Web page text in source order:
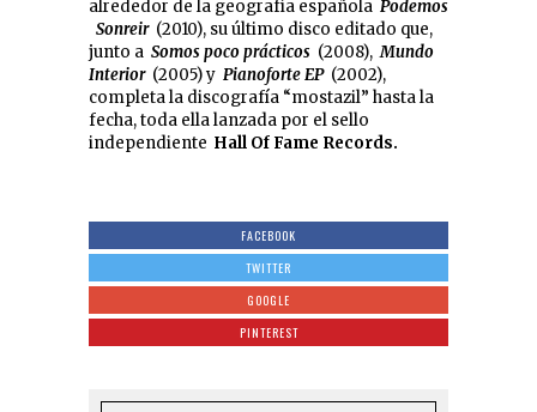
alrededor de la geografía española Podemos
Sonreir (2010), su último disco editado que,
junto a Somos poco prácticos (2008),Mundo
Interior (2005) y Pianoforte EP (2002),
completa la discografía “mostazil” hasta la
fecha, toda ella lanzada por el sello
independiente Hall Of Fame Records.
FACEBOOK
TWITTER
GOOGLE
PINTEREST